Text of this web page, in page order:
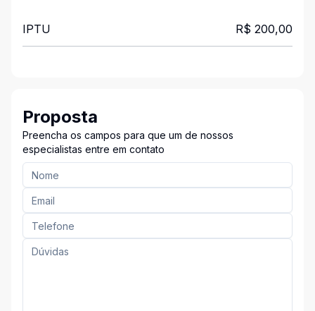
IPTU R$ 200,00
Proposta
Preencha os campos para que um de nossos
especialistas entre em contato